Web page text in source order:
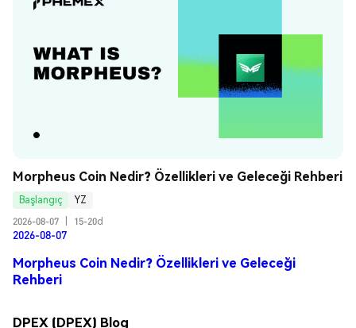
Morpheus Coin Nedir? Özellikleri ve Geleceği Rehberi
Başlangıç
YZ
2026-08-07
15-20d
2026-08-07
Morpheus Coin Nedir? Özellikleri ve Geleceği
Rehberi
DPEX (DPEX) Blog